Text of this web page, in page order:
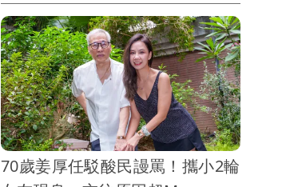
聞，我根本不會用這東西譁眾取寵，這對
我沒意義，我認識她完全是因緣巧合，我
只是覺得這樣事情好玩。」姜厚任與童芯
的故事，曾被網友質疑真偽，他秀出珍藏
的3張明信片，是童芯在8歲時，用一半國
字一半注音寫成，其中一封直接談到兩人
的累世情份，並斷言未來一定會相遇，經
過38年，兩人因緣巧合真的走在一起了！
70歲姜厚任駁酸民謾罵！攜小2輪